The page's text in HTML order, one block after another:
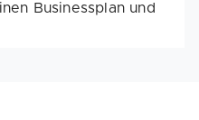
Businessplan und